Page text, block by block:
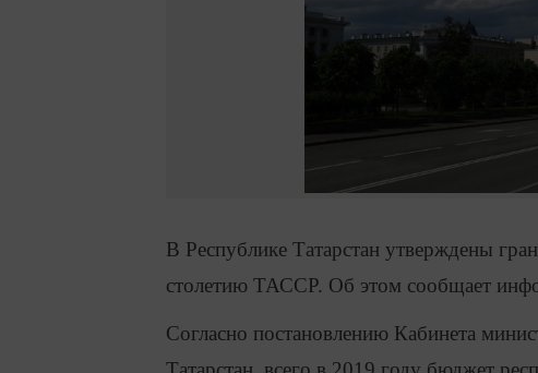
В Республике Татарстан утверждены
столетию ТАССР. Об этом сообщает
Согласно постановлению Кабинета